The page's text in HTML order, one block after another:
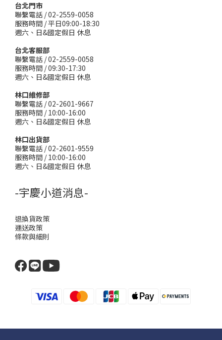
台北門市
聯繫電話 / 02-2559-0058
服務時間 / 平日09:00-18:30
週六、日&國定假日 休息
台北客服部
聯繫電話 / 02-2559-0058
服務時間 / 09:30-17:30
週六、日&國定假日 休息
林口維修部
聯繫電話 / 02-2601-9667
服務時間 / 10:00-16:00
週六、日&國定假日 休息
林口出貨部
聯繫電話 / 02-2601-9559
服務時間 / 10:00-16:00
週六、日&國定假日 休息
-宇慶小道消息-
退換貨政策
運送政策
條款與細則